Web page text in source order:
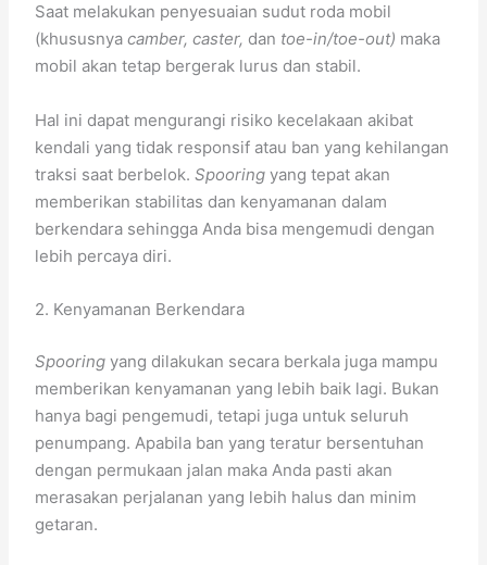
Saat melakukan penyesuaian sudut roda mobil
(khususnyacamber, caster, dan toe-in/toe-out) maka
mobil akan tetap bergerak lurus dan stabil.
Hal ini dapat mengurangi risiko kecelakaan akibat
kendali yang tidak responsif atau ban yang kehilangan
traksi saat berbelok.Spooringyang tepat akan
memberikan stabilitas dan kenyamanan dalam
berkendara sehingga Anda bisa mengemudi dengan
lebih percaya diri.
2. Kenyamanan Berkendara
Spooringyang dilakukan secara berkala juga mampu
memberikan kenyamanan yang lebih baik lagi. Bukan
hanya bagi pengemudi, tetapi juga untuk seluruh
penumpang. Apabila ban yang teratur bersentuhan
dengan permukaan jalan maka Anda pasti akan
merasakan perjalanan yang lebih halus dan minim
getaran.